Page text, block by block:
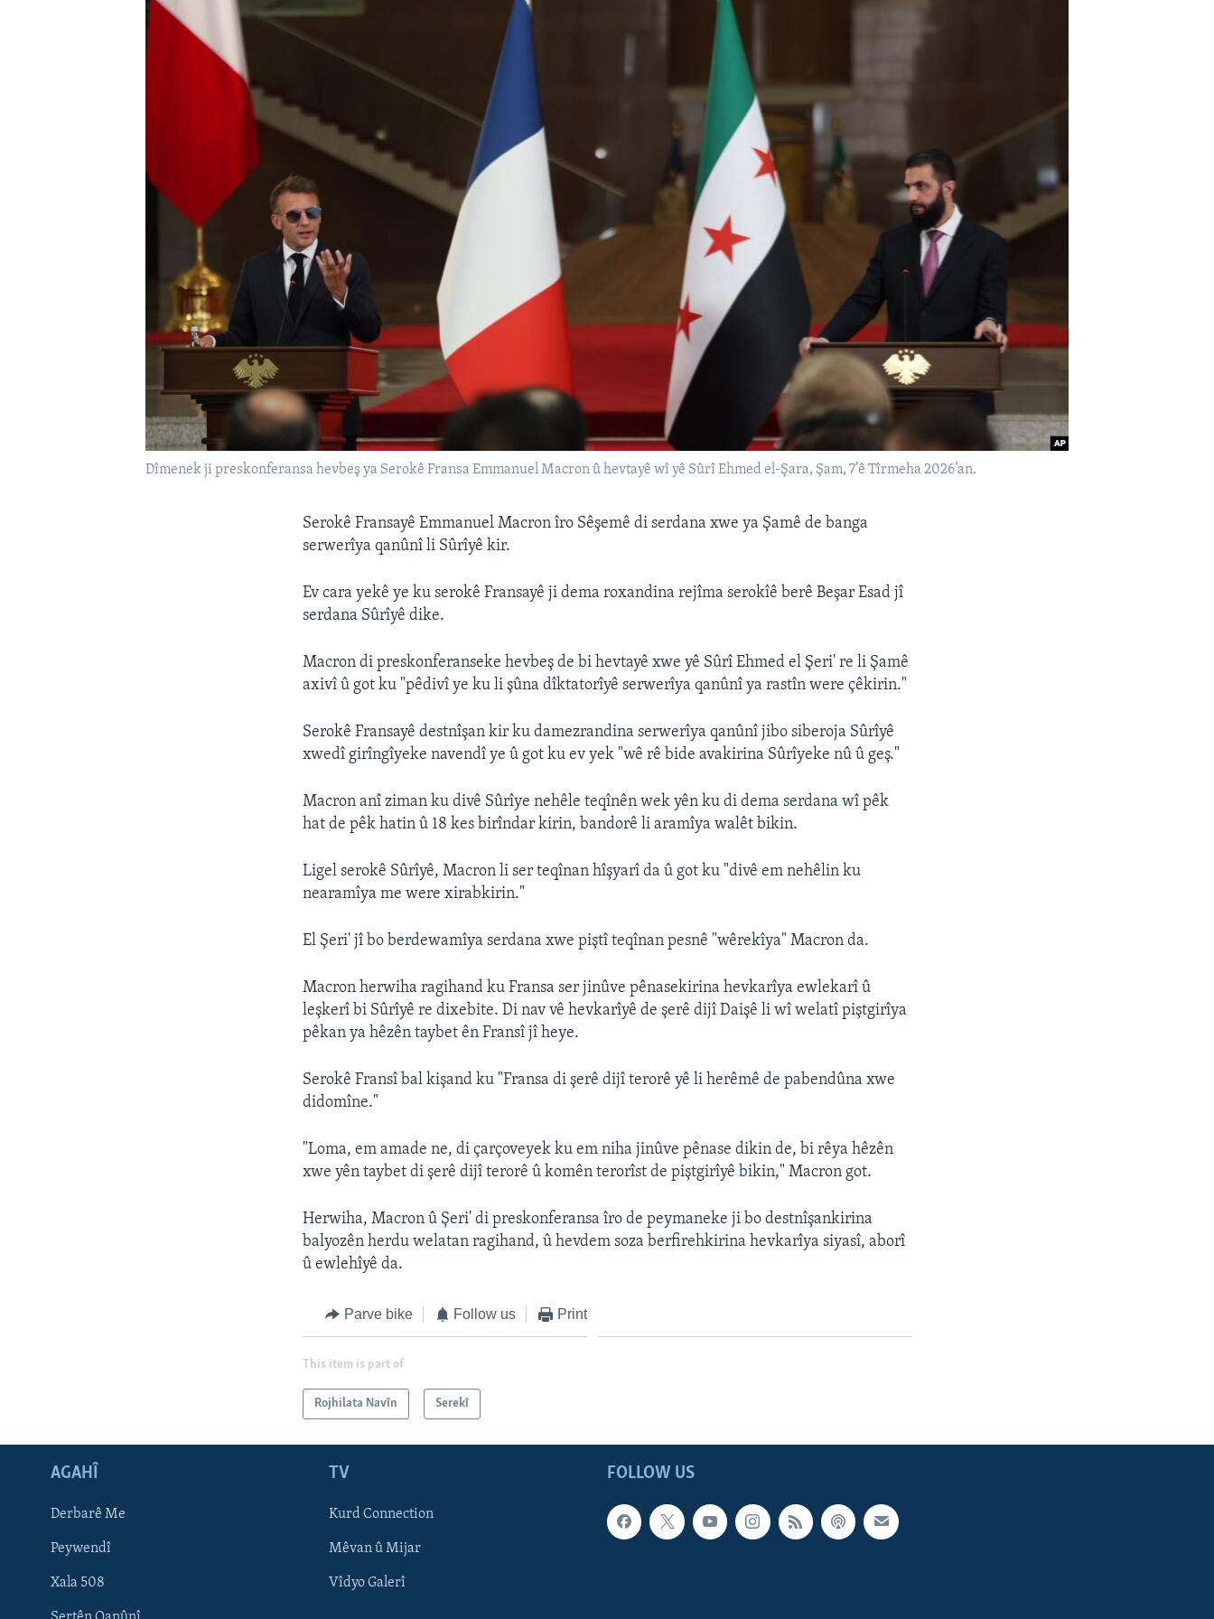
FOLLOW US
Dîmenek ji preskonferansa hevbeş ya Serokê Fransa Emmanuel Macron û hevtayê wî yê Sûrî Ehmed el-Şara, Şam, 7’ê Tîrmeha 2026’an.
Serokê Fransayê Emmanuel Macron îro Sêşemê di serdana xwe ya Şamê de banga
serwerîya qanûnî li Sûrîyê kir.
Ev cara yekê ye ku serokê Fransayê ji dema roxandina rejîma serokîê berê Beşar Esad jî
serdana Sûrîyê dike.
Macron di preskonferanseke hevbeş de bi hevtayê xwe yê Sûrî Ehmed el Şeri' re li Şamê
axivî û got ku "pêdivî ye ku li şûna dîktatorîyê serwerîya qanûnî ya rastîn were çêkirin."
Serokê Fransayê destnîşan kir ku damezrandina serwerîya qanûnî jibo siberoja Sûrîyê
xwedî girîngîyeke navendî ye û got ku ev yek "wê rê bide avakirina Sûrîyeke nû û geş."
Macron anî ziman ku divê Sûrîye nehêle teqînên wek yên ku di dema serdana wî pêk
hat de pêk hatin û 18 kes birîndar kirin, bandorê li aramîya walêt bikin.
Ligel serokê Sûrîyê, Macron li ser teqînan hîşyarî da û got ku "divê em nehêlin ku
nearamîya me were xirabkirin."
El Şeri' jî bo berdewamîya serdana xwe piştî teqînan pesnê "wêrekîya" Macron da.
Macron herwiha ragihand ku Fransa ser jinûve pênasekirina hevkarîya ewlekarî û
leşkerî bi Sûrîyê re dixebite. Di nav vê hevkarîyê de şerê dijî Daişê li wî welatî piştgirîya
pêkan ya hêzên taybet ên Fransî jî heye.
Serokê Fransî bal kişand ku "Fransa di şerê dijî terorê yê li herêmê de pabendûna xwe
didomîne."
"Loma, em amade ne, di çarçoveyek ku em niha jinûve pênase dikin de, bi rêya hêzên
xwe yên taybet di şerê dijî terorê û komên terorîst de piştgirîyê bikin," Macron got.
Herwiha, Macron û Şeri' di preskonferansa îro de peymaneke ji bo destnîşankirina
balyozên herdu welatan ragihand, û hevdem soza berfirehkirina hevkarîya siyasî, aborî
û ewlehîyê da.
Parve bike Follow us Print
This item is part of
Rojhilata Navîn Serekî
FOLLOW US
AGAHÎ
Derbarê Me
Peywendî
Xala 508
TV
Kurd Connection
Mêvan û Mijar
Vîdyo Galerî